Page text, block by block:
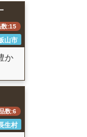
数:15
山市
か
数:6
生村